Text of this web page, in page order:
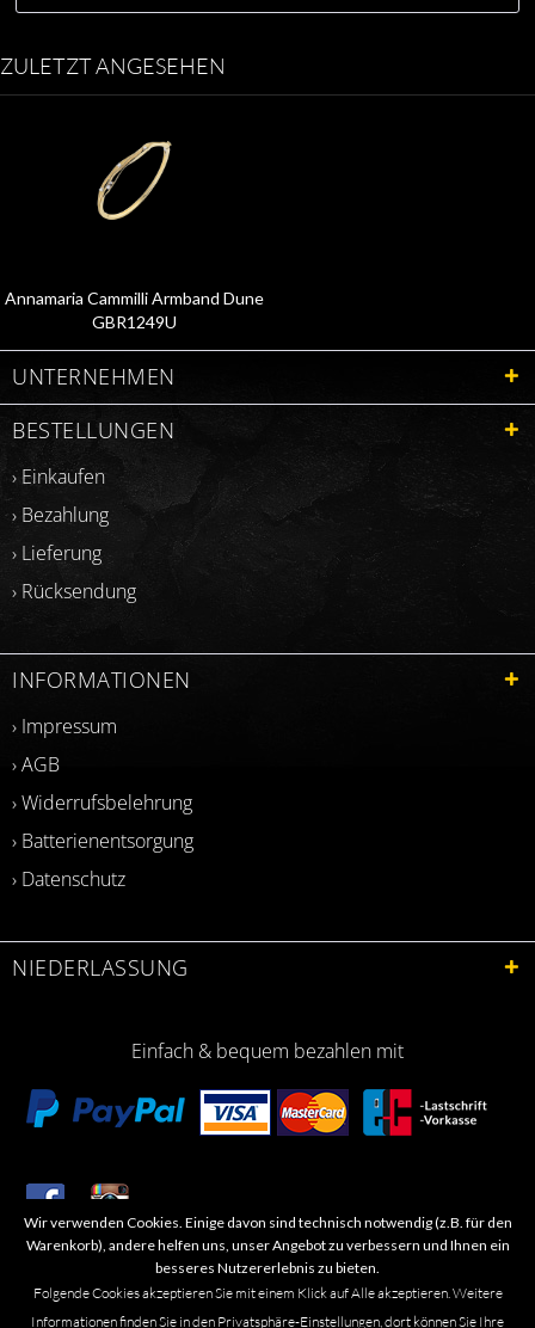
ZULETZT ANGESEHEN
Annamaria Cammilli Armband Dune
GBR1249U
UNTERNEHMEN
BESTELLUNGEN
› Einkaufen
› Bezahlung
› Lieferung
› Rücksendung
INFORMATIONEN
› Impressum
› AGB
› Widerrufsbelehrung
› Batterienentsorgung
› Datenschutz
NIEDERLASSUNG
Einfach & bequem bezahlen mit
​Letzte Aktualisierung: 06.2026
Wir verwenden Cookies. Einige davon sind technisch notwendig (z.B. für den
Warenkorb), andere helfen uns, unser Angebot zu verbessern und Ihnen ein
besseres Nutzererlebnis zu bieten.
Folgende Cookies akzeptieren Sie mit einem Klick auf Alle akzeptieren. Weitere
Informationen finden Sie in den Privatsphäre-Einstellungen, dort können Sie Ihre